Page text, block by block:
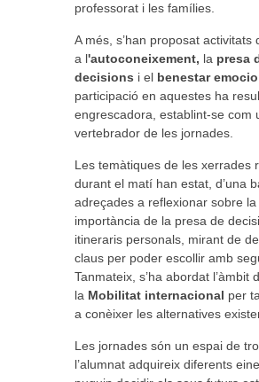
professorat i les famílies.
A més, s’han proposat activitats
a l'autoconeixement, la presa
decisions i el benestar
participació en aquestes ha
engrescadora, establint-se com
vertebrador de les jornades.
Les temàtiques de les xerrades
durant el matí han estat, d’una
adreçades a reflexionar sobre la
importància de la presa de
itineraris personals, mirant de
claus per poder escollir amb
Tanmateix, s’ha abordat l’àmbit
la Mobilitat internacional per
a conèixer les alternatives
Les jornades són un espai de
l’alumnat adquireix diferents